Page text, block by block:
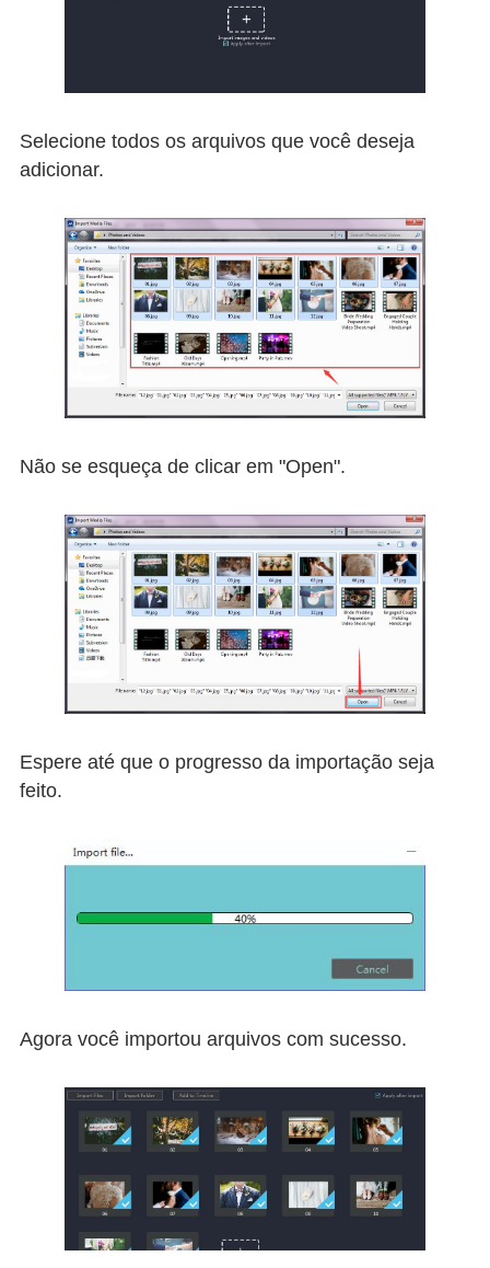
Selecione todos os arquivos que você deseja
adicionar.
Não se esqueça de clicar em "Open".
Espere até que o progresso da importação seja
feito.
Agora você importou arquivos com sucesso.